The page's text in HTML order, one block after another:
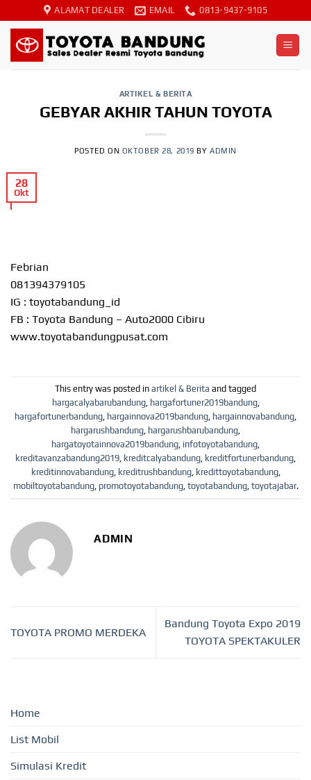
to
content
ALAMAT DEALER EMAIL 0813-9437-9105
ARTIKEL & BERITA
GEBYAR AKHIR TAHUN TOYOTA
POSTED ON OKTOBER 28, 2019 BY ADMIN
28
Okt
Febrian
081394379105
IG : toyotabandung_id
FB : Toyota Bandung – Auto2000 Cibiru
www.toyotabandungpusat.com
This entry was posted in artikel & Berita and tagged
hargacalyabarubandung, hargafortuner2019bandung,
hargafortunerbandung hargainnova2019bandung hargainnovabandung
hargarushbandung hargarushbarubandung
hargatoyotainnova2019bandung infotoyotabandung
kreditavanzabandung2019 kreditcalyabandung kreditfortunerbandung
kreditinnovabandung, kreditrushbandung, kredittoyotabandung,
mobiltoyotabandung, promotoyotabandung, toyotabandung, toyotajabar.
ADMIN
TOYOTA PROMO MERDEKA
Bandung Toyota Expo 2019
TOYOTA SPEKTAKULER
Home
List Mobil
Simulasi Kredit